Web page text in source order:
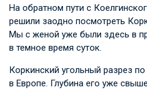
На обратном пути с
решили заодно посмотреть
Мы с женой уже были здесь в
в темное время суток.
Коркинский угольный разрез
в Европе. Глубина его уже